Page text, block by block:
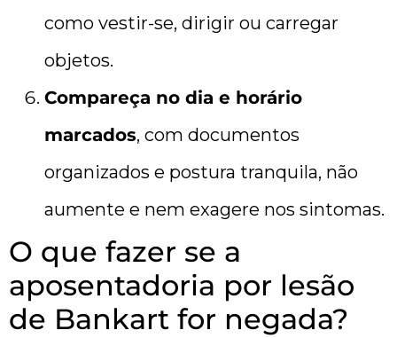
como vestir-se, dirigir ou carregar
objetos.
Compareça no dia e horário
marcados, com documentos
organizados e postura tranquila, não
aumente e nem exagere nos sintomas.
O que fazer se a
aposentadoria por lesão
de Bankart for negada?